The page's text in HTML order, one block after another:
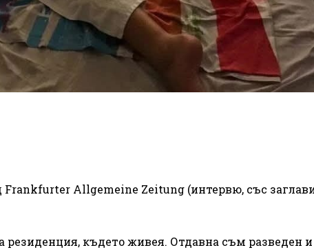
Allgemeine Zeitung (интервю, със
резиденция, където живея. Отдавна съм разведен